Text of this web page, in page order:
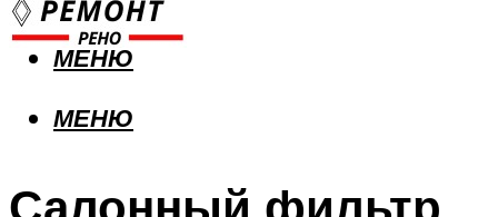
МЕНЮ
МЕНЮ